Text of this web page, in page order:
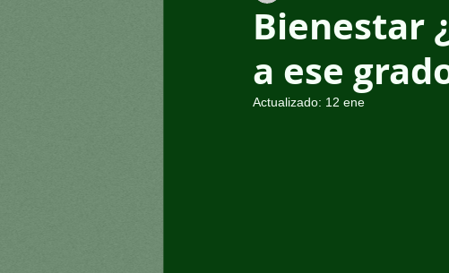
Bienestar
a ese
Actualizado: 12 ene